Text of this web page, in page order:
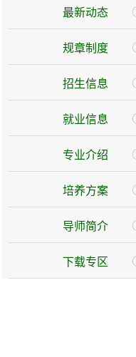
最新动态
规章制度
招生信息
就业信息
专业介绍
培养方案
导师简介
下载专区